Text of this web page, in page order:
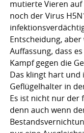
mutierte Vieren auf
noch der Virus
Entscheidung,
Auffassung, dass
Kampf gegen die
Das klingt hart
Geflügelhalter in
Es ist nicht nur der
denn auch wenn